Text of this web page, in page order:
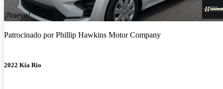
¡Nuevo!
Patrocinado porPhillip Hawkins Motor Company
2022 Kia Rio